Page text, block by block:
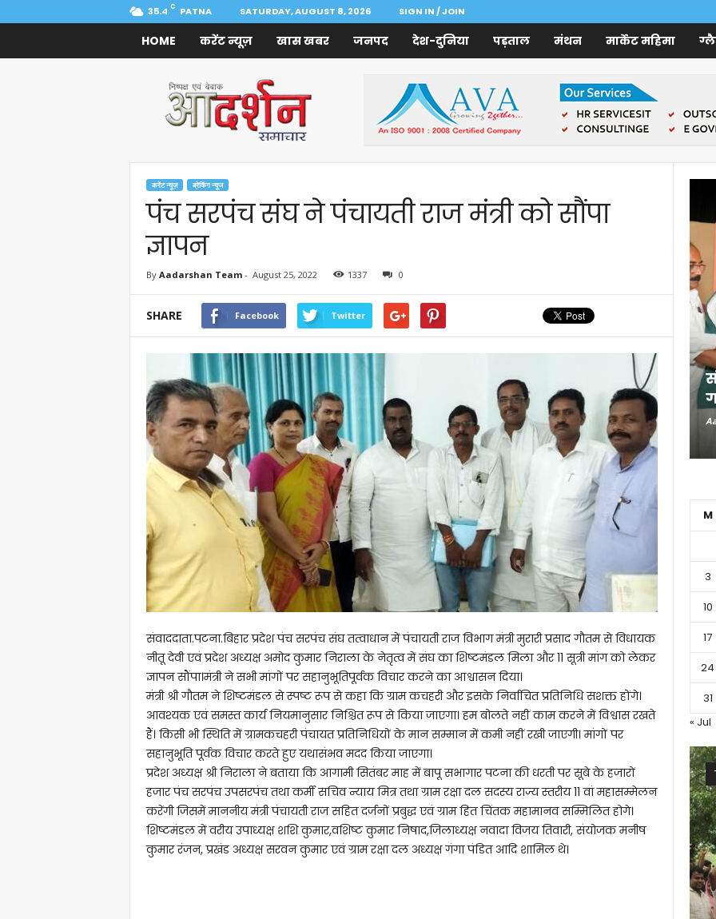
35.4 C PATNA SATURDAY, AUGUST 8, 2026 SIGN IN / JOIN
HOME करेंट न्यूज़ खास खबर जनपद देश-दुनिया पड़ताल मंथन मार्केट महिमा
Samachar
करेंट न्यूज़ ब्रेकिंग न्यूज
पंच सरपंच संघ ने पंचायती राज मंत्री को सौंपा
ज्ञापन
By Aadarshan Team- August 25, 2022 1337 0
SHARE Facebook Twitter
संवाददाता.पटना.बिहार प्रदेश पंच सरपंच संघ तत्वाधान में पंचायती राज विभाग मंत्री मुरारी प्रसाद गौतम से विधायक
नीतू देवी एवं प्रदेश अध्यक्ष अमोद कुमार निराला के नेतृत्व में संघ का शिष्टमंडल मिला और 11 सूत्री मांग को लेकर
ज्ञापन सौंपा।मंत्री ने सभी मांगों पर सहानुभूतिपूर्वक विचार करने का आश्वासन दिया।
मंत्री श्री गौतम ने शिष्टमंडल से स्पष्ट रूप से कहा कि ग्राम कचहरी और इसके निर्वाचित प्रतिनिधि सशक्त होंगे।
आवश्यक एवं समस्त कार्य नियमानुसार निश्चित रूप से किया जाएगा। हम बोलते नहीं काम करने में विश्वास रखते
हैं। किसी भी स्थिति में ग्रामकचहरी पंचायत प्रतिनिधियों के मान सम्मान में कमी नहीं रखी जाएगी। मांगों पर
सहानुभूति पूर्वक विचार करते हुए यथासंभव मदद किया जाएगा।
प्रदेश अध्यक्ष श्री निराला ने बताया कि आगामी सितंबर माह में बापू सभागार पटना की धरती पर सूबे के हजारों
हजार पंच सरपंच उपसरपंच तथा कर्मी सचिव न्याय मित्र तथा ग्राम रक्षा दल सदस्य राज्य स्तरीय 11 वां महासम्मेलन
करेंगी जिसमें माननीय मंत्री पंचायती राज सहित दर्जनों प्रबुद्ध एवं ग्राम हित चिंतक महामानव सम्मिलित होगे।
शिष्टमंडल में वरीय उपाध्यक्ष शशि कुमार,वशिष्ट कुमार निषाद,जिलाध्यक्ष नवादा विजय तिवारी, संयोजक मनीष
कुमार रंजन, प्रखंड अध्यक्ष सरवन कुमार एवं ग्राम रक्षा दल अध्यक्ष गंगा पंडित आदि शामिल थे।
M
3
10
17
24
31
« Jul